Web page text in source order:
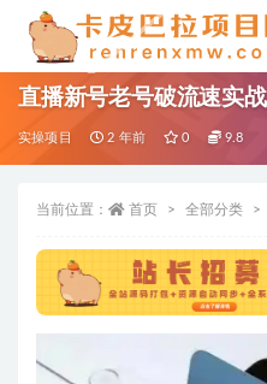
直播新号老号破流速实
实操项目 2 年前 0 9.8
当前位置： 首页 全部分类
全部